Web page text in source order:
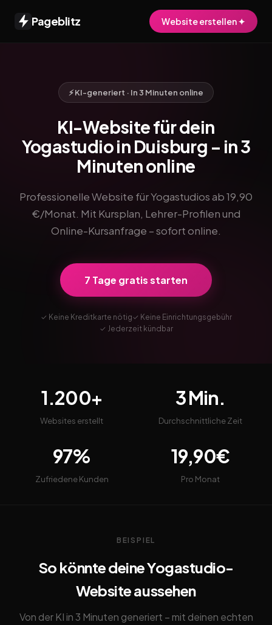
Pageblitz Website erstellen ✦
⚡ KI-generiert · In 3 Minuten online
KI-Website für dein
Yogastudio in Duisburg – in 3
Minuten online
Professionelle Website für Yogastudios ab 19,90
€/Monat. Mit Kursplan, Lehrer-Profilen und
Online-Kursanfrage – sofort online.
7 Tage gratis starten
✓ Keine Kreditkarte nötig✓ Keine Einrichtungsgebühr
✓ Jederzeit kündbar
1.200+
Websites erstellt
3 Min.
Durchschnittliche Zeit
97%
Zufriedene Kunden
19,90€
Pro Monat
BEISPIEL
So könnte deine Yogastudio-
Website aussehen
Von der KI in 3 Minuten generiert – mit deinen echten